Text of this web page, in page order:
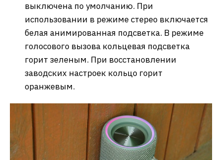
выключена по умолчанию. При
использовании в режиме стерео включается
белая анимированная подсветка. В режиме
голосового вызова кольцевая подсветка
горит зеленым. При восстановлении
заводских настроек кольцо горит
оранжевым.